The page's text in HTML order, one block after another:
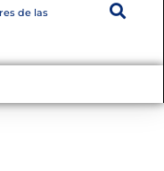
de las